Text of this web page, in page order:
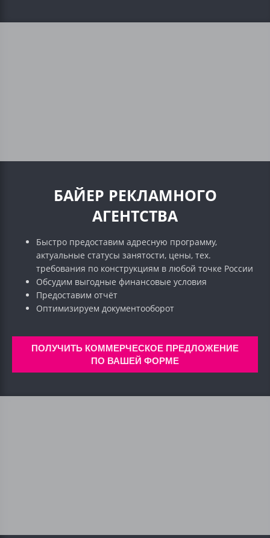
БАЙЕР РЕКЛАМНОГО
АГЕНТСТВА
Быстро предоставим адресную программу,
актуальные статусы занятости, цены, тех.
требования по конструкциям в любой точке России
Обсудим выгодные финансовые условия
Предоставим отчёт
Оптимизируем документооборот
ПОЛУЧИТЬ КОММЕРЧЕСКОЕ ПРЕДЛОЖЕНИЕ
ПО ВАШЕЙ ФОРМЕ